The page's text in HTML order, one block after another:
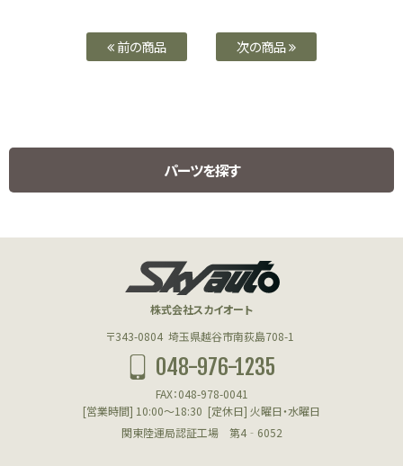
前の商品 次の商品
パーツを探す
HUMMER H1 PARTS
ハマーH1用パーツ
フューエル(HUMMER)
クーリング(HUMMER)
株式会社スカイオート
〒343-0804 埼玉県越谷市南荻島708-1
048-976-1235
FAX：048-978-0041
[営業時間] 10:00～18:30 [定休日] 火曜日・水曜日
関東陸運局認証工場 第4‐6052